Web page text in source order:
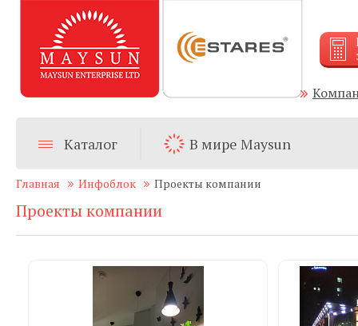
Каталог В мире Maysun
Главная Инфоблок Проекты компании
Проекты компании